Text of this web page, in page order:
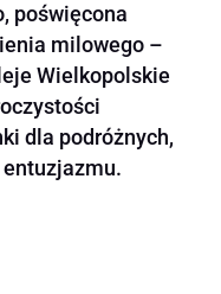
poświęcona
milowego –
Wielkopolskie
dla podróżnych,
entuzjazmu.